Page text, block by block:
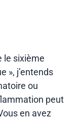
le sixième
», j’entends
ou
peut
en avez